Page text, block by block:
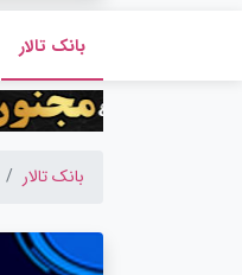
بانک تالار
بانک تالار